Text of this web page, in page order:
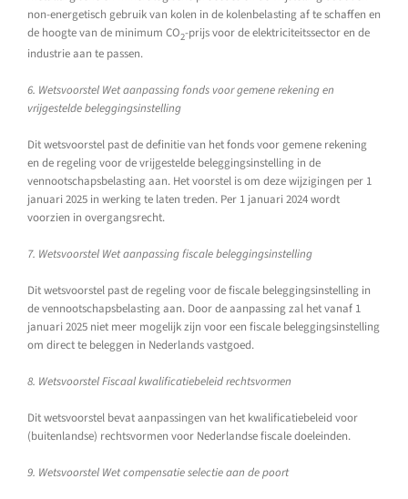
non-energetisch gebruik van kolen in de kolenbelasting af te schaffen en
de hoogte van de minimum CO2-prijs voor de elektriciteitssector en de
industrie aan te passen.
6. Wetsvoorstel Wet aanpassing fonds voor gemene rekening en
vrijgestelde beleggingsinstelling
Dit wetsvoorstel past de definitie van het fonds voor gemene rekening
en de regeling voor de vrijgestelde beleggingsinstelling in de
vennootschapsbelasting aan. Het voorstel is om deze wijzigingen per 1
januari 2025 in werking te laten treden. Per 1 januari 2024 wordt
voorzien in overgangsrecht.
7. Wetsvoorstel Wet aanpassing fiscale beleggingsinstelling
Dit wetsvoorstel past de regeling voor de fiscale beleggingsinstelling in
de vennootschapsbelasting aan. Door de aanpassing zal het vanaf 1
januari 2025 niet meer mogelijk zijn voor een fiscale beleggingsinstelling
om direct te beleggen in Nederlands vastgoed.
8. Wetsvoorstel Fiscaal kwalificatiebeleid rechtsvormen
Dit wetsvoorstel bevat aanpassingen van het kwalificatiebeleid voor
(buitenlandse) rechtsvormen voor Nederlandse fiscale doeleinden.
9. Wetsvoorstel Wet compensatie selectie aan de poort